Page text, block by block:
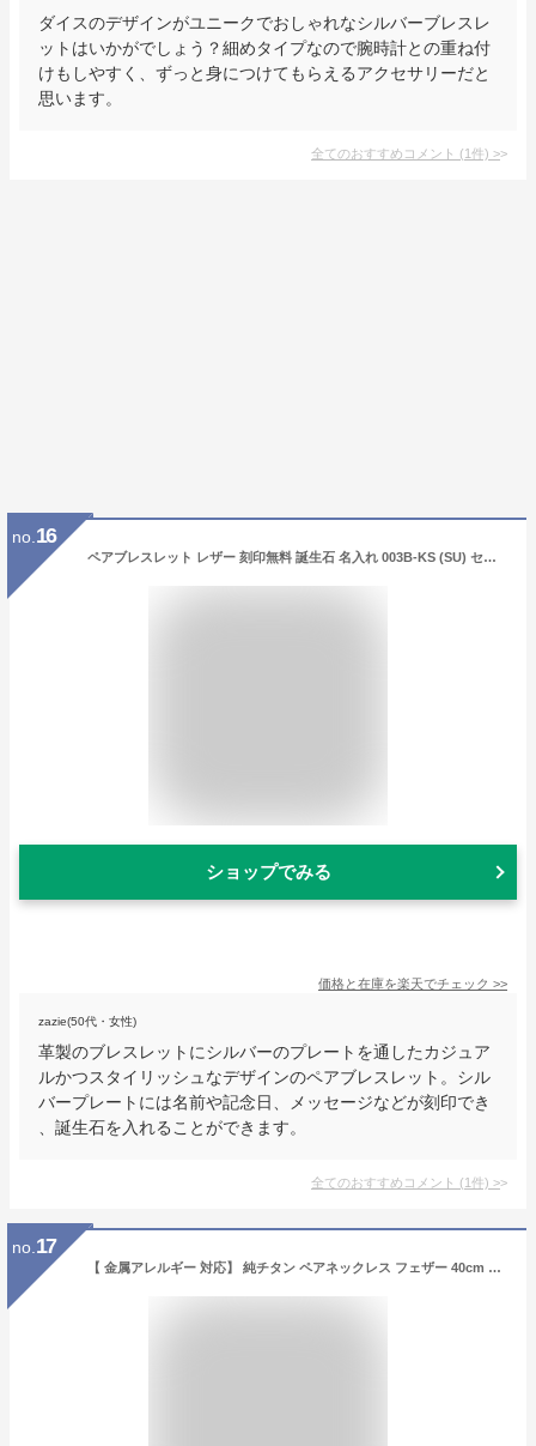
ダイスのデザインがユニークでおしゃれなシルバーブレスレ
ットはいかがでしょう？細めタイプなので腕時計との重ね付
けもしやすく、ずっと身につけてもらえるアクセサリーだと
思います。
全てのおすすめコメント (1件) >
no. 16
ペアブレスレット レザー 刻印無料 誕生石 名入れ 003B-KS (SU) セミオーダーメイド 革 レザー シルバー925 ペアブレスレット ブレス ペアバングル ペアルック 彼氏 彼女 人気 シンプル 誕生日 記念日 結婚記念日 ブランド 送料無料 6月 7月 カップル お揃い プレゼント
ショップでみる
価格と在庫を楽天でチェック >>
zazie(50代・女性)
革製のブレスレットにシルバーのプレートを通したカジュア
ルかつスタイリッシュなデザインのペアブレスレット。シル
バープレートには名前や記念日、メッセージなどが刻印でき
、誕生石を入れることができます。
全てのおすすめコメント (1件) >
no. 17
【 金属アレルギー 対応】 純チタン ペアネックレス フェザー 40cm 45cm T12T13pair ( A40F A45F )( チタン 羽 羽根 ペアアクセサリー ペア カップル チェーン ネックレス お揃い レディース メンズ ユニセックス ニッケルフリー プレゼント )